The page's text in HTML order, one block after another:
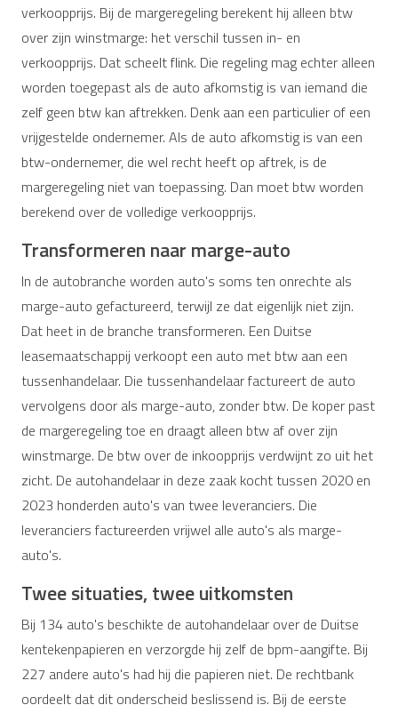
verkoopprijs. Bij de margeregeling berekent hij alleen btw
over zijn winstmarge: het verschil tussen in- en
verkoopprijs. Dat scheelt flink. Die regeling mag echter alleen
worden toegepast als de auto afkomstig is van iemand die
zelf geen btw kan aftrekken. Denk aan een particulier of een
vrijgestelde ondernemer. Als de auto afkomstig is van een
btw-ondernemer, die wel recht heeft op aftrek, is de
margeregeling niet van toepassing. Dan moet btw worden
berekend over de volledige verkoopprijs.
Transformeren naar marge-auto
In de autobranche worden auto's soms ten onrechte als
marge-auto gefactureerd, terwijl ze dat eigenlijk niet zijn.
Dat heet in de branche transformeren. Een Duitse
leasemaatschappij verkoopt een auto met btw aan een
tussenhandelaar. Die tussenhandelaar factureert de auto
vervolgens door als marge-auto, zonder btw. De koper past
de margeregeling toe en draagt alleen btw af over zijn
winstmarge. De btw over de inkoopprijs verdwijnt zo uit het
zicht. De autohandelaar in deze zaak kocht tussen 2020 en
2023 honderden auto's van twee leveranciers. Die
leveranciers factureerden vrijwel alle auto's als marge-
auto's.
Twee situaties, twee uitkomsten
Bij 134 auto's beschikte de autohandelaar over de Duitse
kentekenpapieren en verzorgde hij zelf de bpm-aangifte. Bij
227 andere auto's had hij die papieren niet. De rechtbank
oordeelt dat dit onderscheid beslissend is. Bij de eerste